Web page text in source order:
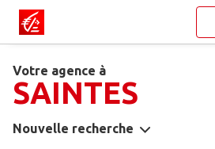
Votre agence à
SAINTES
Nouvelle recherche